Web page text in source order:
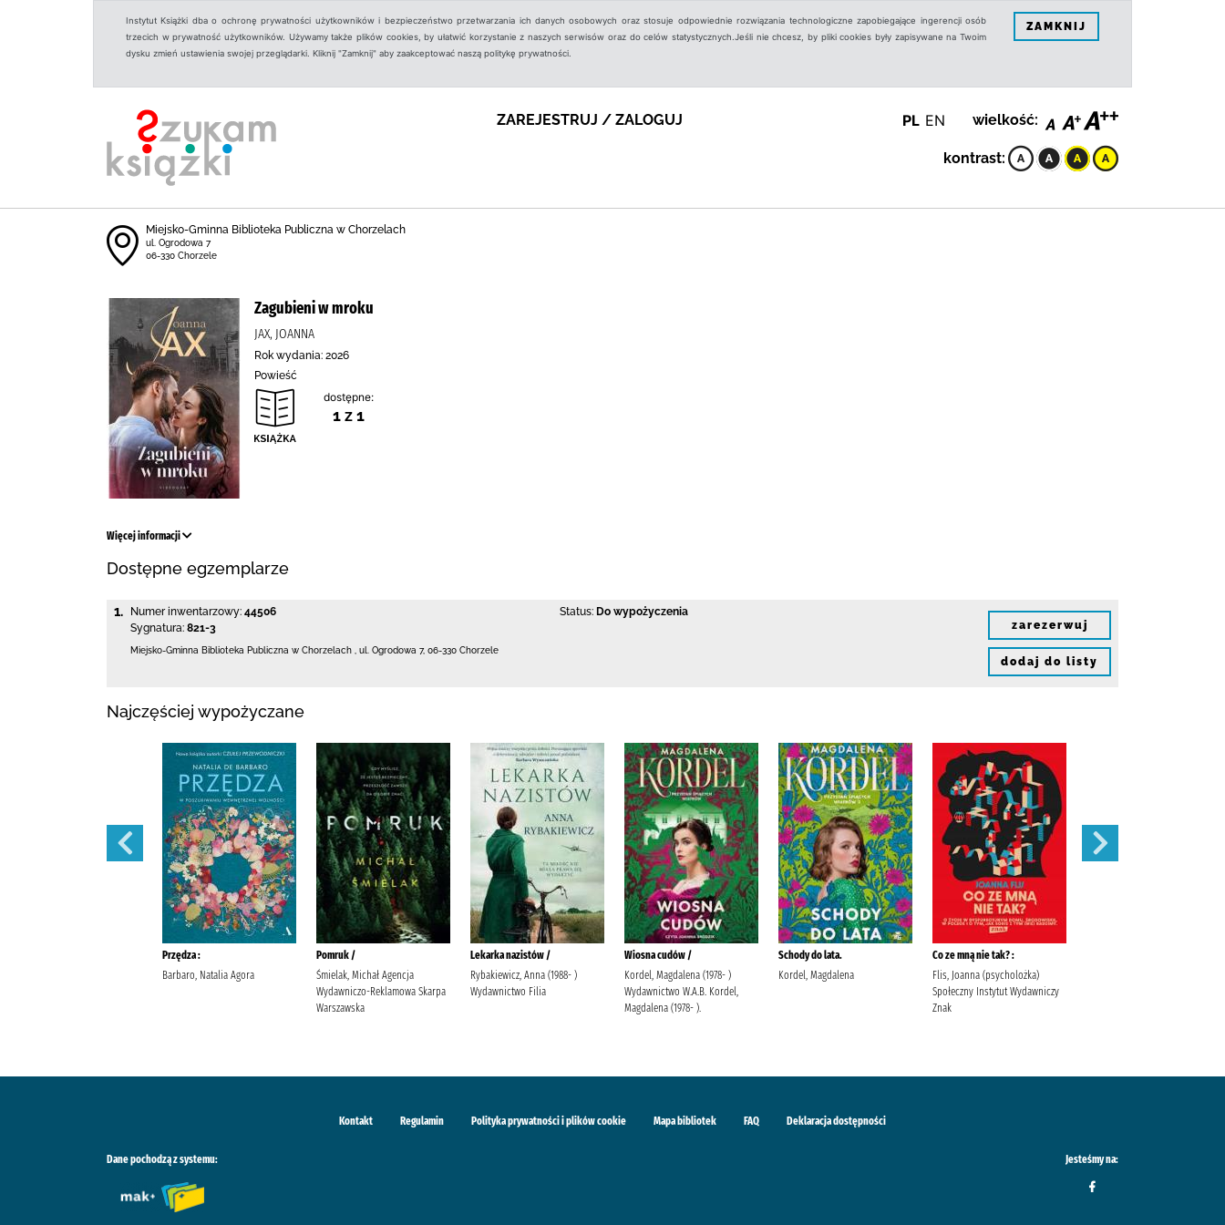
Instytut Książki dba o ochronę prywatności użytkowników i bezpieczeństwo przetwarzania ich danych osobowych oraz stosuje odpowiednie rozwiązania technologiczne zapobiegające ingerencji osób
trzecich w prywatność użytkowników. Używamy także plików cookies, by ułatwić korzystanie z naszych serwisów oraz do celów statystycznych.Jeśli nie chcesz, by pliki cookies były zapisywane na Twoim
dysku zmień ustawienia swojej przeglądarki. Kliknij "Zamknij" aby zaakceptować naszą politykę prywatności.
ZAMKNIJ
ZAREJESTRUJ / ZALOGUJ PL EN wielkość:
kontrast:
Miejsko-Gminna Biblioteka Publiczna w Chorzelach
ul. Ogrodowa 7
06-330 Chorzele
Zagubieni w mroku
JAX, JOANNA
Rok wydania: 2026
Powieść
dostępne:
1 z 1
Więcej informacji
Dostępne egzemplarze
1. Numer inwentarzowy: 44506
Sygnatura: 821-3
Status: Do wypożyczenia
Miejsko-Gminna Biblioteka Publiczna w Chorzelach ul. Ogrodowa 7, 06-330 Chorzele
zarezerwuj
dodaj do listy
Najczęściej wypożyczane
Przędza :
Barbaro, Natalia Agora
Pomruk /
Śmielak, Michał Agencja
Wydawniczo-Reklamowa Skarpa
Warszawska
Lekarka nazistów /
Rybakiewicz, Anna (1988- )
Wydawnictwo Filia
Wiosna cudów /
Kordel, Magdalena (1978- )
Wydawnictwo W.A.B. Kordel,
Magdalena (1978- ).
Schody do lata.
Kordel, Magdalena
Co ze mną nie tak? :
Flis, Joanna (psycholożka)
Społeczny Instytut Wydawniczy
Znak
Kontakt Regulamin Polityka prywatności i plików cookie Mapa bibliotek FAQ Deklaracja dostępności
Dane pochodzą z systemu: Jesteśmy na: